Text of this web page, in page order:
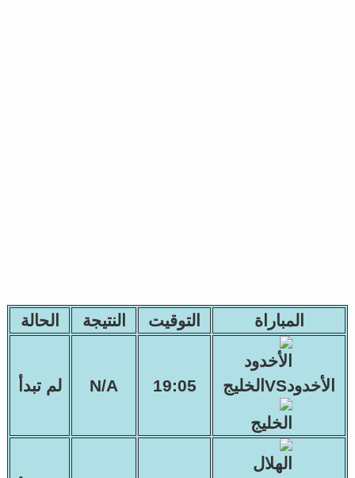
المباراة التوقيت النتيجة الحالة
الأخدودVSالخليج 19:05
N/A لم تبدأ